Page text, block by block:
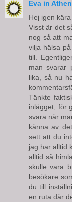
Eva in
Hej igen
Visst är det
nog så att
vilja hälsa
till.
man svarar
lika, så nu
Tänkte
inlägget, för
svara när
känna av
sett att du
jag har alltid
alltid så
skulle vara
besökare
du till
en ruta där